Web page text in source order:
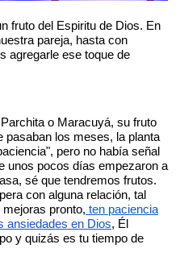
fruto del Espiritu de Dios. En
pareja, hasta con
o Maracuyá, su fruto
pasaban los meses, la planta
pero no había señal
unos pocos días empezaron a
sé que tendremos frutos.
con alguna relación, tal
pronto, ten paciencia
ansiedades en Dios, Él
y quizás es tu tiempo de